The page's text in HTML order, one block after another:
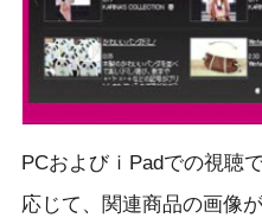
PCおよびｉPadでの視聴
応じて、関連商品の画像